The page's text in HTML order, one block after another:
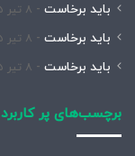
باید برخاست ۸ تیر ۱۴۰۵
باید برخاست ۸ تیر ۱۴۰۵
باید برخاست ۸ تیر ۱۴۰۵
برچسب‌های پر کاربرد